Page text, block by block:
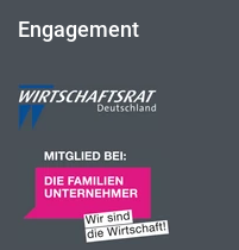
Engagement